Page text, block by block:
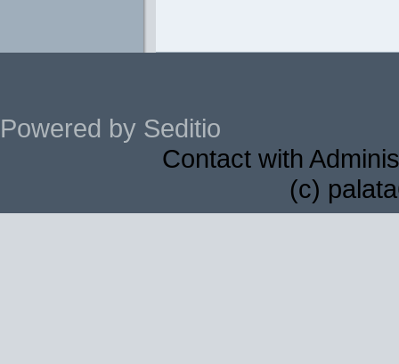
Powered by Seditio
Contact with
(c)